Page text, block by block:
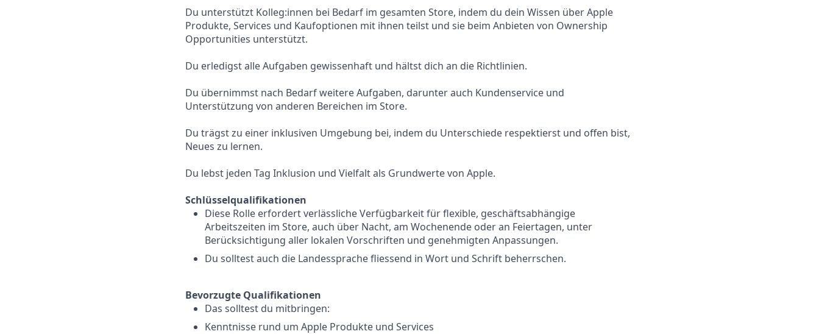
Du unterstützt Kolleg:innen bei Bedarf im gesamten Store, indem du dein Wissen über Apple
Produkte, Services und Kaufoptionen mit ihnen teilst und sie beim Anbieten von Ownership
Opportunities unterstützt.
Du erledigst alle Aufgaben gewissenhaft und hältst dich an die Richtlinien.
Du übernimmst nach Bedarf weitere Aufgaben, darunter auch Kundenservice und
Unterstützung von anderen Bereichen im Store.
Du trägst zu einer inklusiven Umgebung bei, indem du Unterschiede respektierst und offen bist,
Neues zu lernen.
Du lebst jeden Tag Inklusion und Vielfalt als Grundwerte von Apple.
Schlüsselqualifikationen
Diese Rolle erfordert verlässliche Verfügbarkeit für flexible, geschäftsabhängige
Arbeitszeiten im Store, auch über Nacht, am Wochenende oder an Feiertagen, unter
Berücksichtigung aller lokalen Vorschriften und genehmigten Anpassungen.
Du solltest auch die Landessprache fliessend in Wort und Schrift beherrschen.
Bevorzugte Qualifikationen
Das solltest du mitbringen:
Kenntnisse rund um Apple Produkte und Services